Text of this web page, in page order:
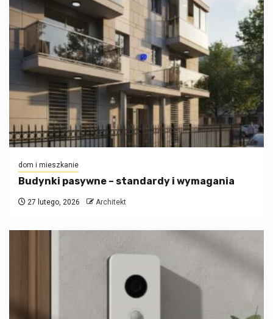
dom i mieszkanie
Budynki pasywne – standardy i wymagania
27 lutego, 2026 Architekt